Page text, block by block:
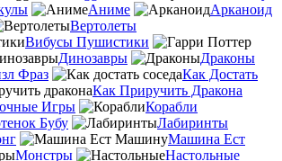
Аниме
Арканоид
Вертолеты
Вибусы Пушистики
Динозавры
Драконы
Фраз
Как Достать
Как Приручить Дракона
Игры
Корабли
Бубу
Лабиринты
Машина Ест
Монстры
Настольные